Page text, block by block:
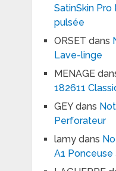
SatinSkin
pulsée
ORSET dans
Lave-linge
MENAGE
182611
GEYdans
Perforateur
lamydans
A1